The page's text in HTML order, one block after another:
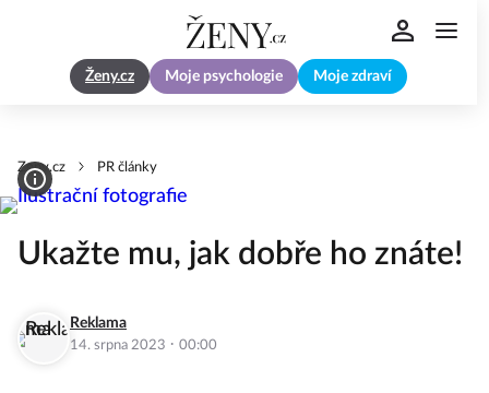
Ženy.cz Moje psychologie Moje zdraví
Zeny.cz PR články
Ukažte mu, jak dobře ho znáte!
Reklama
14. srpna 2023 · 00:00